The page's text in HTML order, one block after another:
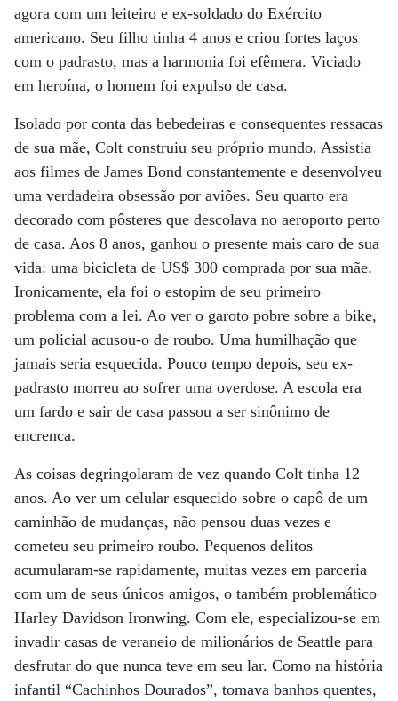
agora com um leiteiro e ex-soldado do Exército
americano. Seu filho tinha 4 anos e criou fortes laços
com o padrasto, mas a harmonia foi efêmera. Viciado
em heroína, o homem foi expulso de casa.
Isolado por conta das bebedeiras e consequentes ressacas
de sua mãe, Colt construiu seu próprio mundo. Assistia
aos filmes de James Bond constantemente e desenvolveu
uma verdadeira obsessão por aviões. Seu quarto era
decorado com pôsteres que descolava no aeroporto perto
de casa. Aos 8 anos, ganhou o presente mais caro de sua
vida: uma bicicleta de US$ 300 comprada por sua mãe.
Ironicamente, ela foi o estopim de seu primeiro
problema com a lei. Ao ver o garoto pobre sobre a bike,
um policial acusou-o de roubo. Uma humilhação que
jamais seria esquecida. Pouco tempo depois, seu ex-
padrasto morreu ao sofrer uma overdose. A escola era
um fardo e sair de casa passou a ser sinônimo de
encrenca.
As coisas degringolaram de vez quando Colt tinha 12
anos. Ao ver um celular esquecido sobre o capô de um
caminhão de mudanças, não pensou duas vezes e
cometeu seu primeiro roubo. Pequenos delitos
acumularam-se rapidamente, muitas vezes em parceria
com um de seus únicos amigos, o também problemático
Harley Davidson Ironwing. Com ele, especializou-se em
invadir casas de veraneio de milionários de Seattle para
desfrutar do que nunca teve em seu lar. Como na história
infantil “Cachinhos Dourados”, tomava banhos quentes,